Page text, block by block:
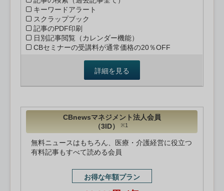
キーワードアラート
スクラップブック
記事のPDF印刷
日別記事閲覧（カレンダー機能）
CBセミナーの受講料が通常価格の20％OFF
詳細を見る
CBnewsマネジメント法人会員
（3ID）
※1
無料ニュースはもちろん、医療・介護経営に役立つ
有料記事もすべて読める会員
お得な年額プラン